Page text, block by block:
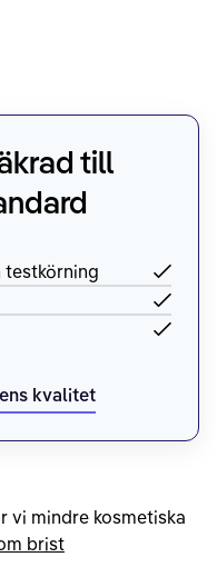
till
kvalitet
vi mindre kosmetiska
brist